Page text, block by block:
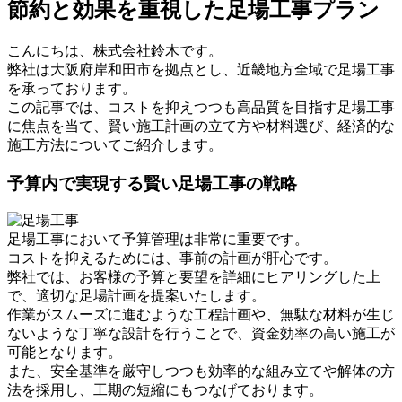
節約と効果を重視した足場工事プラン
こんにちは、株式会社鈴木です。
弊社は大阪府岸和田市を拠点とし、近畿地方全域で足場工事
を承っております。
この記事では、コストを抑えつつも高品質を目指す足場工事
に焦点を当て、賢い施工計画の立て方や材料選び、経済的な
施工方法についてご紹介します。
予算内で実現する賢い足場工事の戦略
足場工事において予算管理は非常に重要です。
コストを抑えるためには、事前の計画が肝心です。
弊社では、お客様の予算と要望を詳細にヒアリングした上
で、適切な足場計画を提案いたします。
作業がスムーズに進むような工程計画や、無駄な材料が生じ
ないような丁寧な設計を行うことで、資金効率の高い施工が
可能となります。
また、安全基準を厳守しつつも効率的な組み立てや解体の方
法を採用し、工期の短縮にもつなげております。